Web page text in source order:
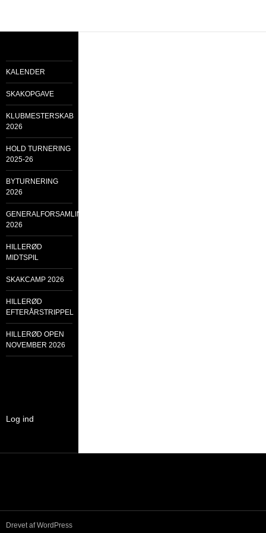
KALENDER
SKAKOPGAVE
KLUBMESTERSKAB
2026
HOLD TURNERING
2025-26
BYTURNERING
2026
GENERALFORSAMLING
2026
HILLERØD
MIDTSPIL
SKAKCAMP 2026
HILLERØD
EFTERÅRSTRIPPEL
HILLERØD OPEN
NOVEMBER 2026
Log ind
Drevet af WordPress